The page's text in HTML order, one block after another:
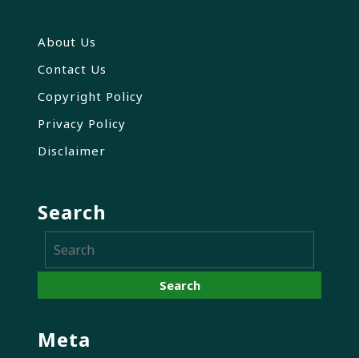
About Us
Contact Us
Copyright Policy
Privacy Policy
Disclaimer
Search
Meta